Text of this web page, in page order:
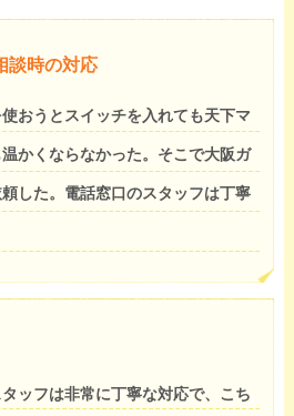
談時の対応
おうとスイッチを入れても天下マ
かくならなかった。そこで大阪ガ
した。電話窓口のスタッフは丁寧
ッフは非常に丁寧な対応で、こち